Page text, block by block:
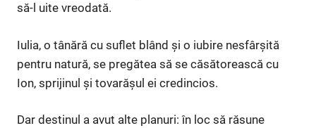
să-l uite vreodată.
Iulia, o tânără cu suflet blând și o iubire nesfârșită
pentru natură, se pregătea să se căsătorească cu
Ion, sprijinul și tovarășul ei credincios.
Dar destinul a avut alte planuri: în loc să răsune